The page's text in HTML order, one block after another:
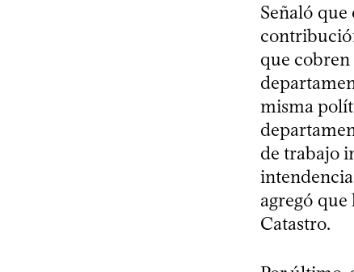
Señaló que
que cobren
misma
de trabajo
agregó
Catastro.